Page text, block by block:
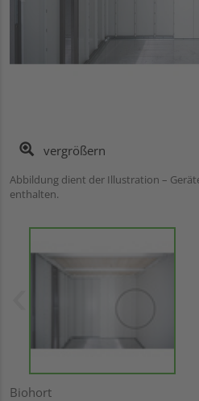
vergrößern
Abbildung dient der Illustration –
enthalten.
Biohort